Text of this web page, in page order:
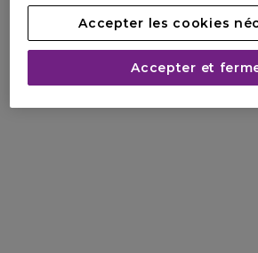
Accepter les cookies
Accepter et